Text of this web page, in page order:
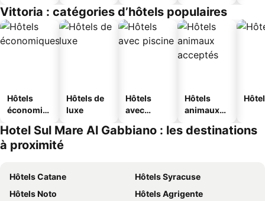
s
Vittoria : catégories d’hôtels populaires
Hôtels
économiq
Hôtels de
luxe
Hôtels
avec
Hôtels
animaux
Hotel Sul Mare Al Gabbiano : les destinations
à proximité
Hôtels Catane
Hôtels Syracuse
Hôtels Noto
Hôtels Agrigente